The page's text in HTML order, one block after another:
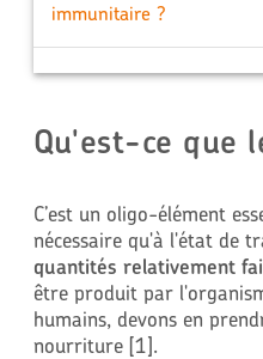
immunitaire ?
En un coup d'œil : Zinc
Qu'est-ce que
C’est un oligo-élément
nécessaire qu'à l'état de
quantités relativement
être produit par
humains, devons en
nourriture [1].